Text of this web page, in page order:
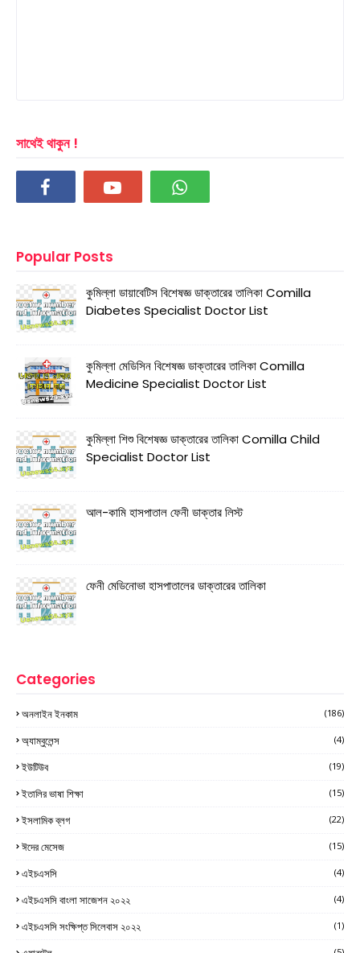
সাথেই থাকুন !
Popular Posts
কুমিল্লা ডায়াবেটিস বিশেষজ্ঞ ডাক্তারের তালিকা Comilla
Diabetes Specialist Doctor List
কুমিল্লা মেডিসিন বিশেষজ্ঞ ডাক্তারের তালিকা Comilla
Medicine Specialist Doctor List
কুমিল্লা শিশু বিশেষজ্ঞ ডাক্তারের তালিকা Comilla Child
Specialist Doctor List
আল-কামি হাসপাতাল ফেনী ডাক্তার লিস্ট
ফেনী মেডিনোভা হাসপাতালের ডাক্তারের তালিকা
Categories
অনলাইন ইনকাম (186)
অ্যাম্বুলেন্স (4)
ইউটিউব (19)
ইতালির ভাষা শিক্ষা (15)
ইসলামিক ব্লগ (22)
ঈদের মেসেজ (15)
এইচএসসি (4)
এইচএসসি বাংলা সাজেশন ২০২২ (4)
এইচএসসি সংক্ষিপ্ত সিলেবাস ২০২২ (1)